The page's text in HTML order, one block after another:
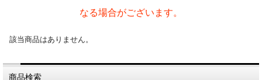
なる場合がございます。
該当商品はありません。
商品検索